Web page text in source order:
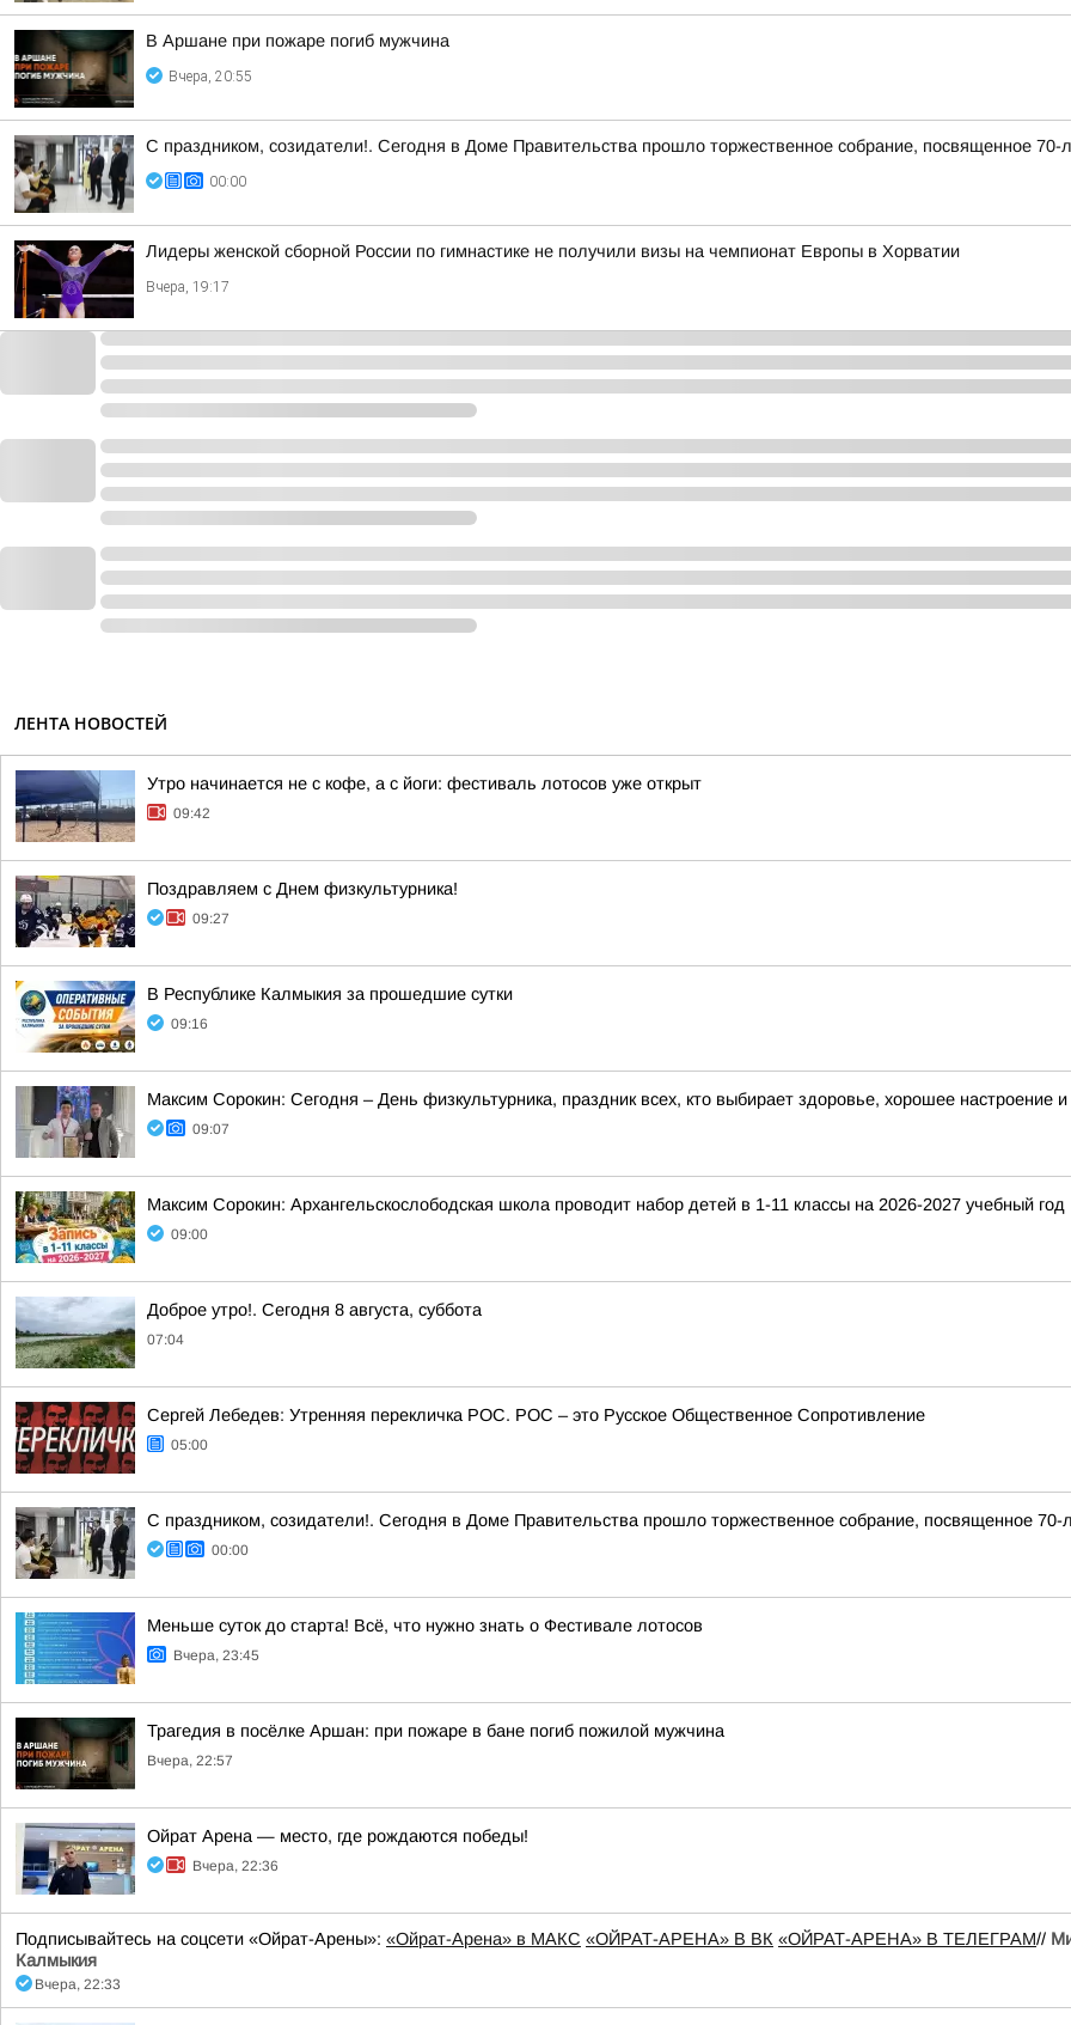
В Аршане при пожаре погиб мужчина
Вчера, 20:55
С праздником, созидатели!. Сегодня в Доме Правительства прошло торжественное собрание, посвященное 70-
00:00
Лидеры женской сборной России по гимнастике не получили визы на чемпионат Европы в Хорватии
Вчера, 19:17
ЛЕНТА НОВОСТЕЙ
Утро начинается не с кофе, а с йоги: фестиваль лотосов уже открыт
09:42
Поздравляем с Днем физкультурника!
09:27
В Республике Калмыкия за прошедшие сутки
09:16
Максим Сорокин: Сегодня – День физкультурника, праздник всех, кто выбирает здоровье, хорошее настроение
09:07
Максим Сорокин: Архангельскослободская школа проводит набор детей в 1-11 классы на 2026-2027 учебный год
09:00
Доброе утро!. Сегодня 8 августа, суббота
07:04
Сергей Лебедев: Утренняя перекличка РОС. РОС – это Русское Общественное Сопротивление
05:00
С праздником, созидатели!. Сегодня в Доме Правительства прошло торжественное собрание, посвященное 70-
00:00
Меньше суток до старта! Всё, что нужно знать о Фестивале лотосов
Вчера, 23:45
Трагедия в посёлке Аршан: при пожаре в бане погиб пожилой мужчина
Вчера, 22:57
Ойрат Арена — место, где рождаются победы!
Вчера, 22:36
Подписывайтесь на соцсети «Ойрат-Арены»: «Ойрат-Арена» в МАКС «ОЙРАТ-АРЕНА» В ВК «ОЙРАТ-АРЕНА» В ТЕЛЕГРАМ//
Калмыкия
Вчера, 22:33